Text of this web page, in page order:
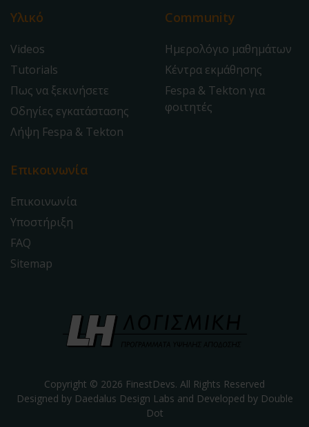
Υλικό
Videos
Tutorials
Πως να ξεκινήσετε
Οδηγίες εγκατάστασης
Λήψη Fespa & Tekton
Community
Ημερολόγιο μαθημάτων
Κέντρα εκμάθησης
Fespa & Tekton για
φοιτητές
Επικοινωνία
Επικοινωνία
Υποστήριξη
FAQ
Sitemap
Copyright © 2026 FinestDevs. All Rights Reserved
Designed by Daedalus Design Labs and Developed by Double
Dot